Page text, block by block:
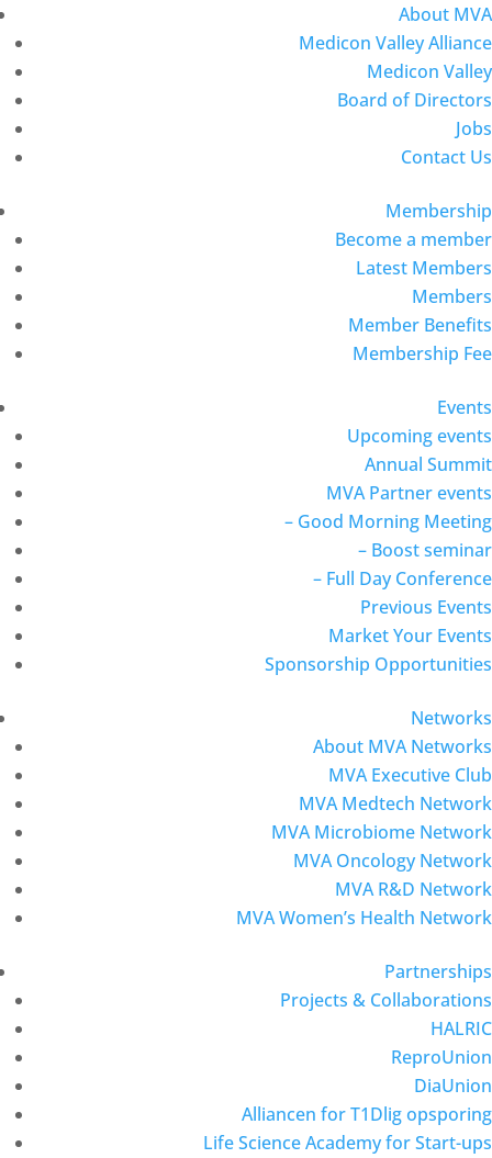
About MVA
Medicon Valley Alliance
Medicon Valley
Board of Directors
Jobs
Contact Us
Membership
Become a member
Latest Members
Members
Member Benefits
Membership Fee
Events
Upcoming events
Annual Summit
MVA Partner events
– Good Morning Meeting
– Boost seminar
– Full Day Conference
Previous Events
Market Your Events
Sponsorship Opportunities
Networks
About MVA Networks
MVA Executive Club
MVA Medtech Network
MVA Microbiome Network
MVA Oncology Network
MVA R&D Network
MVA Women’s Health Network
Partnerships
Projects & Collaborations
HALRIC
ReproUnion
DiaUnion
Alliancen for T1Dlig opsporing
Life Science Academy for Start-ups